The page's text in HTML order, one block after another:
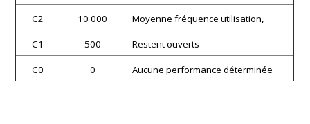
C2 10 000 Moyenne fréquence utilisation,
C1 500 Restent ouverts
C0 0 Aucune performance déterminée